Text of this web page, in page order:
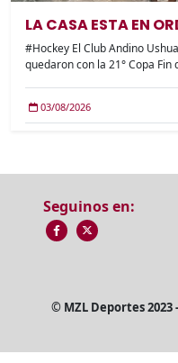
LA CASA ESTA EN
#Hockey El Club Andino
quedaron con la 21° Copa
03/08/2026
Seguinos en:
© MZL Deportes 2023